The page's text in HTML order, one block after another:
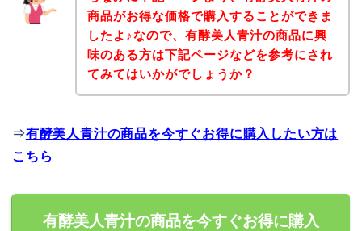
商品がお得な価格で購入することができま
したよ♪なので、有酵美人青汁の商品に興
味のある方は下記ページなどを参考にされ
てみてはいかがでしょうか？
⇒有酵美人青汁の商品を今すぐお得に購入したい方は
こちら
有酵美人青汁の商品を今すぐお得に購入